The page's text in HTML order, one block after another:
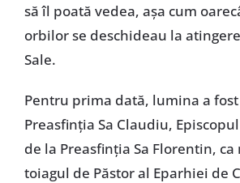
să îl poată vedea, așa cum
orbilor se deschideau la
Sale.
Pentru prima dată, lumina a
Preasfinția Sa Claudiu,
de la Preasfinția Sa Florentin,
toiagul de Păstor al Eparhiei de